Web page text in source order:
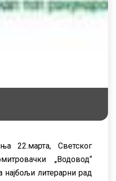
22.марта, Светског
„Водовод“
наjбољи литерарни рад